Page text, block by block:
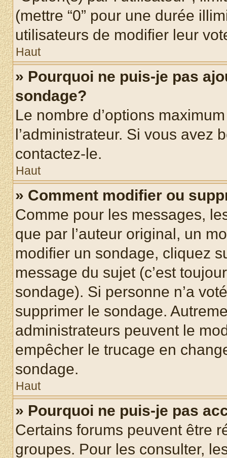
(mettre “0” pour une durée
utilisateurs de modifier leur
Haut
» Pourquoi ne puis-je pas
sondage?
Le nombre d’options
l’administrateur. Si vous avez
contactez-le.
Haut
» Comment modifier ou
Comme pour les messages,
que par l’auteur original, un
modifier un sondage, cliquez
message du sujet (c’est
sondage). Si personne n’a
supprimer le sondage.
administrateurs peuvent le
empêcher le trucage en
sondage.
Haut
» Pourquoi ne puis-je pas
Certains forums peuvent être
groupes. Pour les consulter,